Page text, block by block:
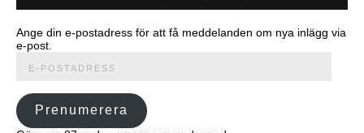
Ange din e-postadress för att få meddelanden om nya inlägg via
e-post.
postadress
Prenumerera